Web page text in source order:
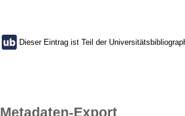
Dieser Eintrag ist Teil der
Metadaten-Export